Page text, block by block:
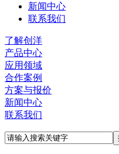
新闻中心
联系我们
了解创洋
产品中心
应用领域
合作案例
方案与报价
新闻中心
联系我们